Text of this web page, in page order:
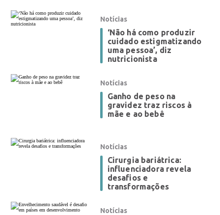
Notícias
‘Não há como produzir
cuidado estigmatizando
uma pessoa’, diz
nutricionista
Notícias
Ganho de peso na
gravidez traz riscos à
mãe e ao bebê
Notícias
Cirurgia bariátrica:
influenciadora revela
desafios e
transformações
Notícias